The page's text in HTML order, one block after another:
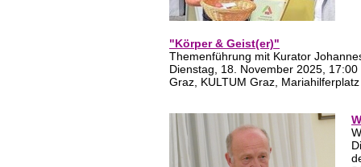
"Körper & Geist(er)"
Themenführung mit Kurator
Dienstag, 18. November 2025, 17:00
Graz, KULTUM Graz,